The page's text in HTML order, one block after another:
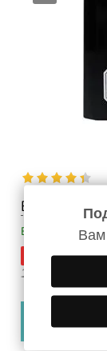
Есть
В наличии
1 120
-11 %
В
Вам